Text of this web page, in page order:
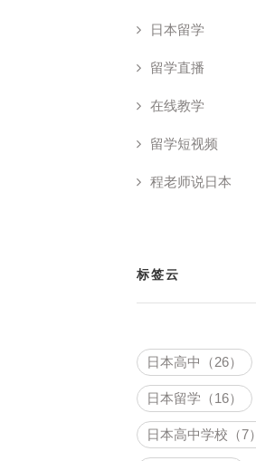
日本留学
留学直播
在线教学
留学短视频
程老师说日本
标签云
日本高中（26）
日本留学（16）
日本高中学校（7）